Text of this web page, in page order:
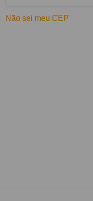
Não sei meu CEP